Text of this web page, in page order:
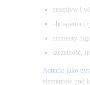
przepływ i
obciążenia i
elementy
szczelność,
Aquatio jako
elementów pod